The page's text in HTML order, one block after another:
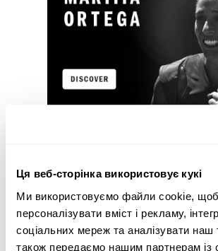
Ця веб-сторінка використовує кукі
Ми використовуємо файли cookie, щоб
персоналізувати вміст і рекламу,
соціальних мереж та аналізувати
також передаємо нашим партнерам із